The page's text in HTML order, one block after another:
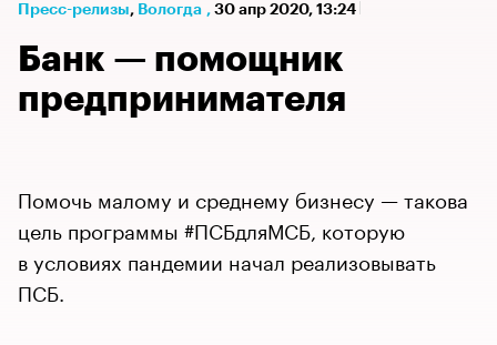
Пресс-релизы⁠, Вологда , 30 апр 2020, 13:24
Банк — помощник
предпринимателя
Помочь малому и среднему бизнесу — такова
цель программы #ПСБдляМСБ, которую
в условиях пандемии начал реализовывать
ПСБ.